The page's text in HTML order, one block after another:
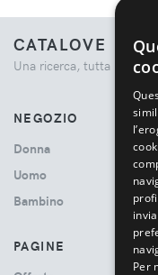
CATALOVE
Una ricerca, tutta la
NEGOZIO
Donna
Uomo
Bambino
PAGINE
Per